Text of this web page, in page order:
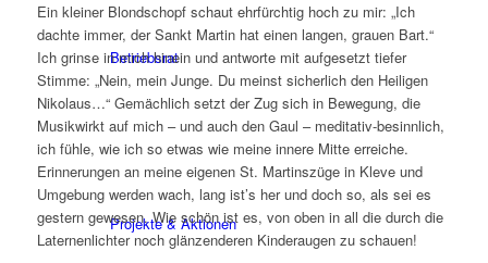
Betriebsrat
Projekte & Aktionen
Ein kleiner Blondschopf schaut ehrfürchtig hoch zu mir: „Ich
dachte immer, der Sankt Martin hat einen langen, grauen Bart.“
Ich grinse in mich hinein und antworte mit aufgesetzt tiefer
Stimme: „Nein, mein Junge. Du meinst sicherlich den Heiligen
Nikolaus…“ Gemächlich setzt der Zug sich in Bewegung, die
Musikwirkt auf mich – und auch den Gaul – meditativ-besinnlich,
ich fühle, wie ich so etwas wie meine innere Mitte erreiche.
Erinnerungen an meine eigenen St. Martinszüge in Kleve und
Umgebung werden wach, lang ist’s her und doch so, als sei es
gestern gewesen. Wie schön ist es, von oben in all die durch die
Laternenlichter noch glänzenderen Kinderaugen zu schauen!